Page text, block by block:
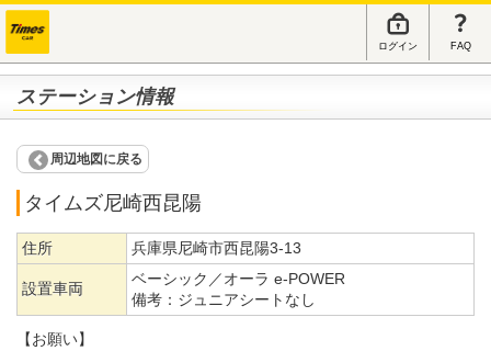
ログイン FAQ
ステーション情報
周辺地図に戻る
タイムズ尼崎西昆陽
住所 兵庫県尼崎市西昆陽3-13
設置車両
ベーシック／オーラ e-POWER
備考： ジュニアシートなし
【お願い】